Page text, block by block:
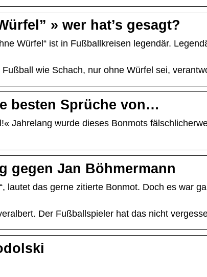
» wer hat’s gesagt?
Würfel“ ist in Fußballkreisen legendär.
wie Schach, nur ohne Würfel sei,
besten Sprüche von…
Jahrelang wurde dieses Bonmots
gegen Jan Böhmermann
das gerne zitierte Bonmot. Doch es war
Der Fußballspieler hat das nicht